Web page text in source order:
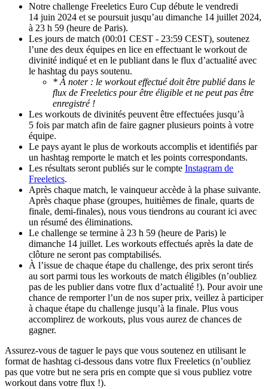
Notre challenge Freeletics Euro Cup débute le vendredi
14 juin 2024 et se poursuit jusqu’au dimanche 14 juillet 2024,
à 23 h 59 (heure de Paris).
Les jours de match (00:01 CEST - 23:59 CEST), soutenez
l’une des deux équipes en lice en effectuant le workout de
divinité indiqué et en le publiant dans le flux d’actualité avec
le hashtag du pays soutenu.
* À noter : le workout effectué doit être publié dans le
flux de Freeletics pour être éligible et ne peut pas être
enregistré !
Les workouts de divinités peuvent être effectuées jusqu’à
5 fois par match afin de faire gagner plusieurs points à votre
équipe.
Le pays ayant le plus de workouts accomplis et identifiés par
un hashtag remporte le match et les points correspondants.
Les résultats seront publiés sur le compte Instagram de
Freeletics.
Après chaque match, le vainqueur accède à la phase suivante.
Après chaque phase (groupes, huitièmes de finale, quarts de
finale, demi-finales), nous vous tiendrons au courant ici avec
un résumé des éliminations.
Le challenge se termine à 23 h 59 (heure de Paris) le
dimanche 14 juillet. Les workouts effectués après la date de
clôture ne seront pas comptabilisés.
À l’issue de chaque étape du challenge, des prix seront tirés
au sort parmi tous les workouts de match éligibles (n’oubliez
pas de les publier dans votre flux d’actualité !). Pour avoir une
chance de remporter l’un de nos super prix, veillez à participer
à chaque étape du challenge jusqu’à la finale. Plus vous
accomplirez de workouts, plus vous aurez de chances de
gagner.
Assurez-vous de taguer le pays que vous soutenez en utilisant le
format de hashtag ci-dessous dans votre flux Freeletics (n’oubliez
pas que votre but ne sera pris en compte que si vous publiez votre
workout dans votre flux !).